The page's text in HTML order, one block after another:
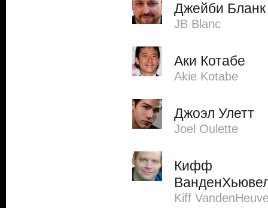
Джейби Бланк
JB Blanc
Аки Котабе
Akie Kotabe
Джоэл Улетт
Joel Oulette
Кифф
Kiff